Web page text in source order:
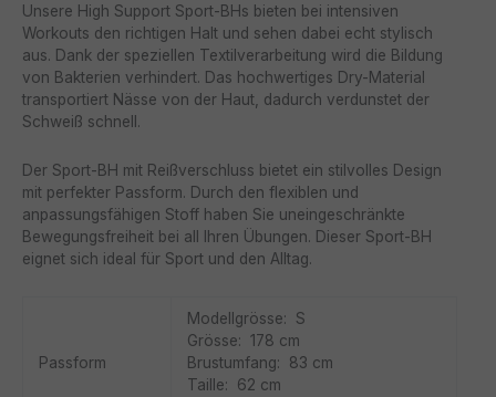
Unsere High Support Sport-BHs bieten bei intensiven
Workouts den richtigen Halt und sehen dabei echt stylisch
aus. Dank der speziellen Textilverarbeitung wird die Bildung
von Bakterien verhindert. Das hochwertiges Dry-Material
transportiert Nässe von der Haut, dadurch verdunstet der
Schweiß schnell.
Der Sport-BH mit Reißverschluss bietet ein stilvolles Design
mit perfekter Passform. Durch den flexiblen und
anpassungsfähigen Stoff haben Sie uneingeschränkte
Bewegungsfreiheit bei all Ihren Übungen. Dieser Sport-BH
eignet sich ideal für Sport und den Alltag.
Passform
Modellgrösse: S
Grösse: 178 cm
Brustumfang: 83 cm
Taille: 62 cm